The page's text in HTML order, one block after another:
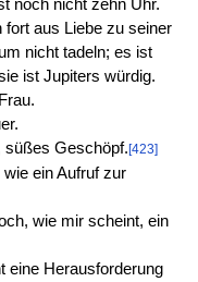
noch nicht zehn Uhr.
aus Liebe zu seiner
nicht tadeln; es ist
ist Jupiters würdig.
süßes Geschöpf.[423]
ein Aufruf zur
wie mir scheint, ein
eine Herausforderung